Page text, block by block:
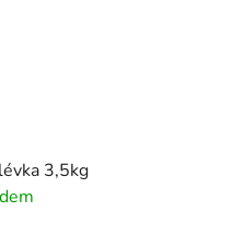
3,5kg